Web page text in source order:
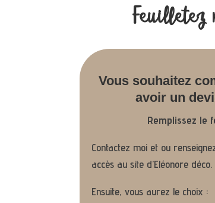
Feuilletez
Vous souhaitez
avoir un
Remplissez le
Contactez moi et ou
accès au site d’Eléonore déco.
Ensuite, vous aurez le choix :